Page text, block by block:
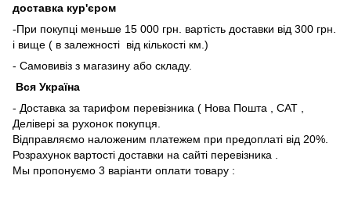
доставка кур'єром
-При покупці меньше 15 000 грн. вартість доставки від 300 грн.
і вище ( в залежності від кількості км.)
- Самовивіз з магазину або складу.
Вся Україна
- Доставка за тарифом перевізника ( Нова Пошта , САТ ,
Делівері за рухонок покупця.
Відправляємо наложеним платежем при предоплаті від 20%.
Розрахунок вартості доставки на сайті перевізника .
Мы пропонуємо 3 варіанти оплати товару :